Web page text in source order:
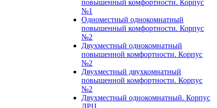
повышенный комфортности. Корпус
№1
Одноместный однокомнатный
повышенный комфортности. Корпус
№2
Двухместный однокомнатный
повышенной комфортности. Корпус
№2
Двухместный двухкомнатный
повышенной комфортности. Корпус
№2
Двухместный однокомнатный. Корпус
ЛРЦ